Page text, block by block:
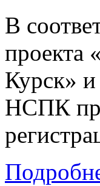
В
проекта
Курск»
НСПК